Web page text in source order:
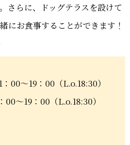
さらに、ドッグテラスを設けて
にお食事することができます！
～19：00（L.o.18:30）
：00（L.o.18:30）